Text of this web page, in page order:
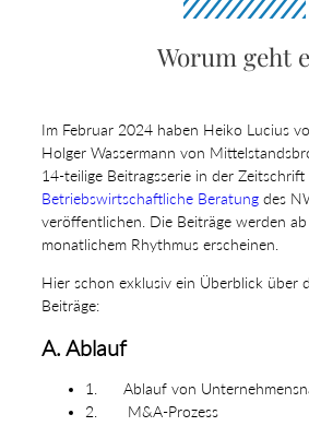
Worum geht
Im Februar 2024 haben Heiko Lucius
Holger Wassermann von
14-teilige Beitragsserie in der Zeitschrift
Betriebswirtschaftliche Beratung des
veröffentlichen. Die Beiträge werden
monatlichem Rhythmus erscheinen.
Hier schon exklusiv ein Überblick über
Beiträge:
A. Ablauf
1. Ablauf von
2. M&A-Prozess